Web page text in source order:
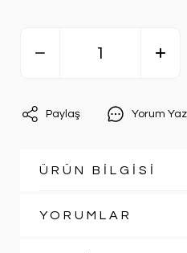
Paylaş Yorum Yaz
ÜRÜN BİLGİSİ
YORUMLAR